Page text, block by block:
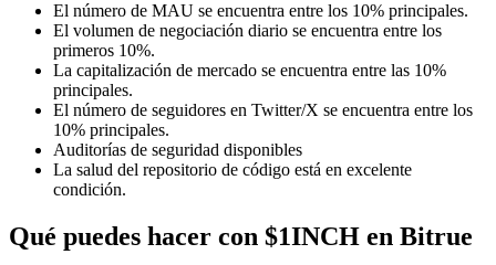
Guía
El número de MAU se encuentra entre los 10% principales.
El volumen de negociación diario se encuentra entre los
primeros 10%.
La capitalización de mercado se encuentra entre las 10%
principales.
El número de seguidores en Twitter/X se encuentra entre los
10% principales.
Auditorías de seguridad disponibles
La salud del repositorio de código está en excelente
condición.
Qué puedes hacer con $1INCH en Bitrue